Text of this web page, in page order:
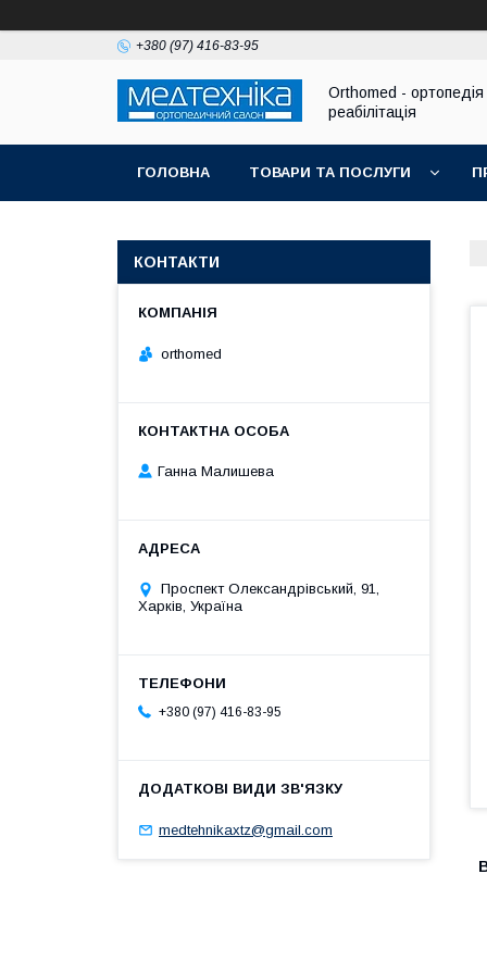
+380 (97) 416-83-95
Orthomed - ортопедія |
реабілітація
ГОЛОВНА ТОВАРИ ТА ПОСЛУГИ
КОНТАКТИ
orthomed
Ганна Малишева
Проспект Олександрівський, 91,
Харків, Україна
+380 (97) 416-83-95
medtehnikaxtz@gmail.com